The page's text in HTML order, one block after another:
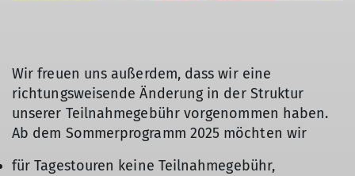
Wir freuen uns außerdem, dass wir eine
richtungsweisende Änderung in der Struktur
unserer Teilnahmegebühr vorgenommen haben.
Ab dem Sommerprogramm 2025 möchten wir
für Tagestouren keine Teilnahmegebühr,